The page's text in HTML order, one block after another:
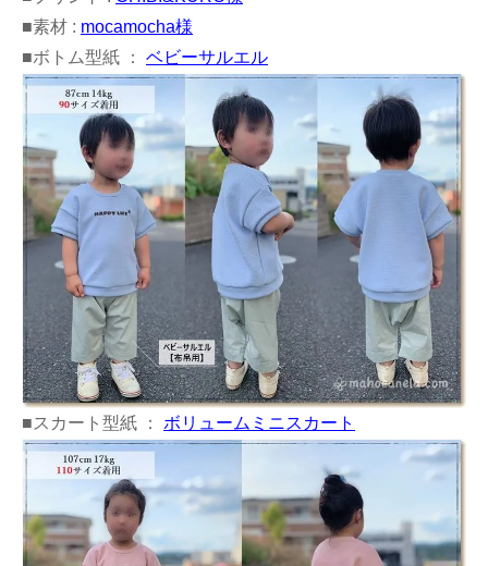
■素材 : mocamocha様
■ボトム型紙 ： ベビーサルエル
■スカート型紙 ： ボリュームミニスカート